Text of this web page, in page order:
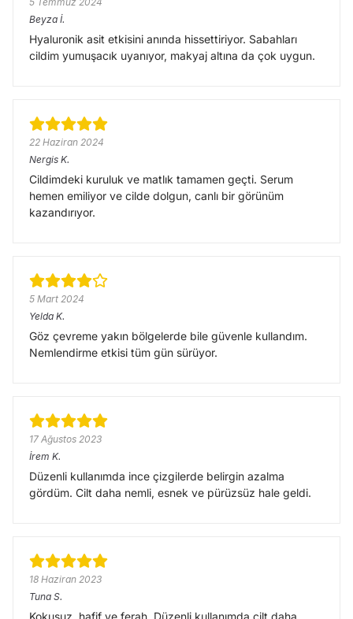
Beyza İ.
Hyaluronik asit etkisini anında hissettiriyor. Sabahları
cildim yumuşacık uyanıyor, makyaj altına da çok uygun.
22 Haziran 2024
Nergis K.
Cildimdeki kuruluk ve matlık tamamen geçti. Serum
hemen emiliyor ve cilde dolgun, canlı bir görünüm
kazandırıyor.
5 Mart 2024
Yelda K.
Göz çevreme yakın bölgelerde bile güvenle kullandım.
Nemlendirme etkisi tüm gün sürüyor.
17 Ağustos 2023
İrem K.
Düzenli kullanımda ince çizgilerde belirgin azalma
gördüm. Cilt daha nemli, esnek ve pürüzsüz hale geldi.
18 Haziran 2023
Tuna S.
Kokusuz, hafif ve ferah. Düzenli kullanımda cilt daha